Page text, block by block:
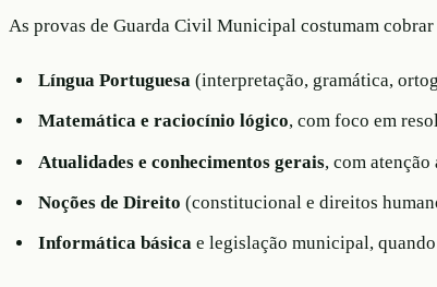
As provas de Guarda Civil Municipal costumam
Língua Portuguesa (interpretação, gramática,
Matemática e raciocínio lógico, com foco em
Atualidades e conhecimentos gerais, com atenção
Noções de Direito (constitucional e direitos
Informática básica e legislação municipal,